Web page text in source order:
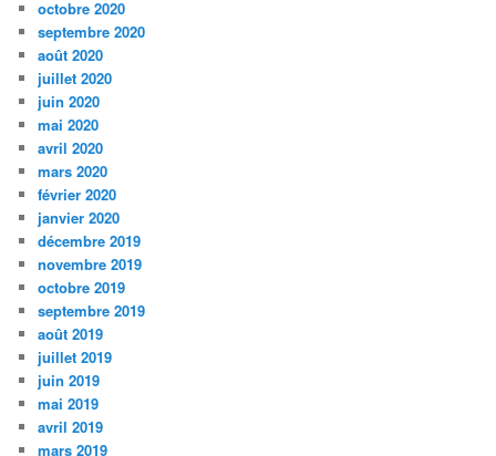
octobre 2020
septembre 2020
août 2020
juillet 2020
juin 2020
mai 2020
avril 2020
mars 2020
février 2020
janvier 2020
décembre 2019
novembre 2019
octobre 2019
septembre 2019
août 2019
juillet 2019
juin 2019
mai 2019
avril 2019
mars 2019